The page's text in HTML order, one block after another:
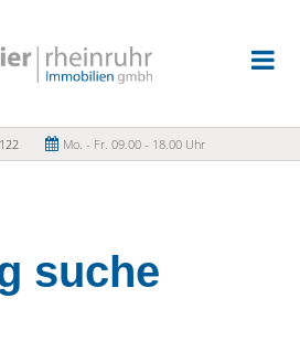
Mo. - Fr. 09.00 - 18.00 Uhr
suche